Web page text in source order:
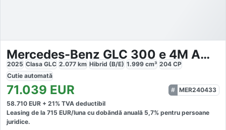
Mercedes-Benz GLC 300 e 4M AMG
2025 Clasa GLC 2.077 km Hibrid (B/E) 1.999 cm³ 204 CP
Cutie automată
71.039 EUR
MER240433
58.710 EUR + 21% TVA deductibil
Leasing de la 715 EUR/luna cu dobăndă anuală 5,7% pentru persoane
juridice.